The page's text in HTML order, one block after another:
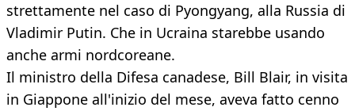
strettamente nel caso di Pyongyang, alla Russia di
Vladimir Putin. Che in Ucraina starebbe usando
anche armi nordcoreane.
Il ministro della Difesa canadese, Bill Blair, in visita
in Giappone all'inizio del mese, aveva fatto cenno